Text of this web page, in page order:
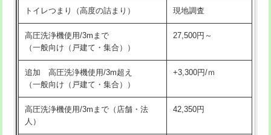
トイレつまり（高度の詰まり） 現地調査
高圧洗浄機使用/3mまで
（一般向け（戸建て・集合））
27,500円～
追加 高圧洗浄機使用/3m超え
（一般向け（戸建て・集合））
+3,300円/ｍ
高圧洗浄機使用/3mまで（店舗・法
人）
42,350円